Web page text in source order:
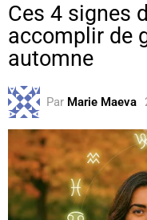
Ces 4 signes
accomplir de
automne
Par Marie Maeva